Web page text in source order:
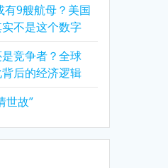
有9艘航母？美国
不是这个数字
竞争者？全球
后的经济逻辑
世故”